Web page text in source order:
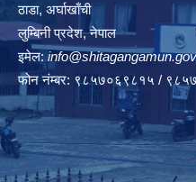
ठाडा, अर्घाखाँची
लुम्बिनी प्रदेश, नेपाल
इमेल:
फोन नंम्बर: ९८५७०६९८१५ /